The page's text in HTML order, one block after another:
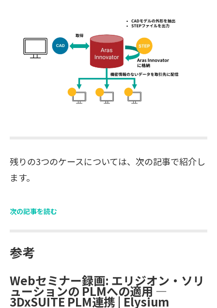
残りの3つのケースについては、次の記事で紹介し
ます。
次の記事を読む
参考
Webセミナー録画: エリジオン・ソリ
ューションの PLMへの適用 ―
3DxSUITE PLM連携 | Elysium